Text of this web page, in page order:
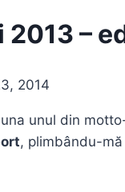
2013 –
2014
unul din
, plimbându-